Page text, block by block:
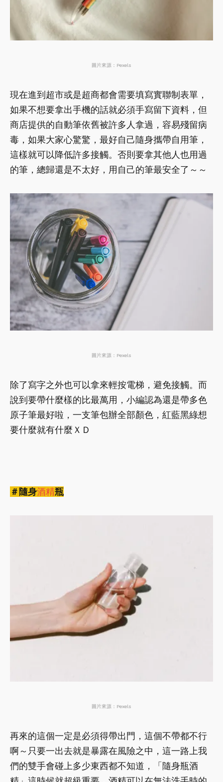
圖片來源：Pexels
現在進到超市或是超商都會需要填寫實聯制表單，
如果不想要拿出手機的話就必須手寫留下資料，但
商店提供的自動筆依舊被許多人拿過，容易殘留病
毒，如果大家心驚驚，最好自己隨身攜帶自用筆，
這樣就可以降低許多接觸。否則要拿其他人也用過
的筆，總歸還是不太好，用自己的筆最安全了～～
圖片來源：Pexels
除了寫字之外也可以拿來輕按電梯，避免接觸。而
說到要帶什麼樣的比最萬用，小編認為還是帶多色
原子筆最好啦，一支筆包辦全部顏色，紅藍黑綠想
要什麼就有什麼ＸＤ
＃隨身酒精瓶
圖片來源：Pexels
再來的這個一定是必須得帶出門，這個不帶都不行
啊～只要一出去就是暴露在風險之中，這一路上我
們的雙手會碰上多少東西都不知道，「隨身瓶酒